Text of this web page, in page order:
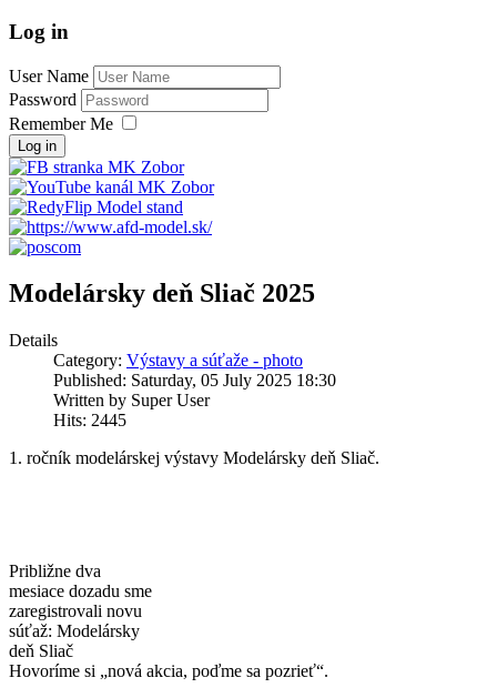
Log in
User Name
Password
Remember Me
Log in
Modelársky deň Sliač 2025
Details
Category: Výstavy a súťaže - photo
Published: Saturday, 05 July 2025 18:30
Written by Super User
Hits: 2445
1. ročník modelárskej výstavy Modelársky deň Sliač.
Približne dva
mesiace dozadu sme
zaregistrovali novu
súťaž: Modelársky
deň Sliač
Hovoríme si „nová akcia, poďme sa pozrieť“.